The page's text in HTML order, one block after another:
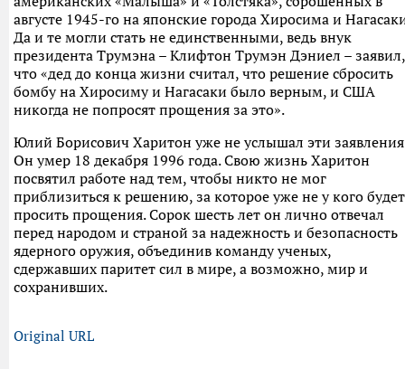
августе 1945-го на японские города Хиросима и
Да и те могли стать не единственными, ведь внук
президента Трумэна – Клифтон Трумэн Дэниел – заявил,
что «дед до конца жизни считал, что решение сбросить
бомбу на Хиросиму и Нагасаки было верным, и США
никогда не попросят прощения за это».
Юлий Борисович Харитон уже не услышал эти
Он умер 18 декабря 1996 года. Свою жизнь Харитон
посвятил работе над тем, чтобы никто не мог
приблизиться к решению, за которое уже не у кого будет
просить прощения. Сорок шесть лет он лично отвечал
перед народом и страной за надежность и безопасность
ядерного оружия, объединив команду ученых,
сдержавших паритет сил в мире, а возможно, мир и
сохранивших.
Original URL